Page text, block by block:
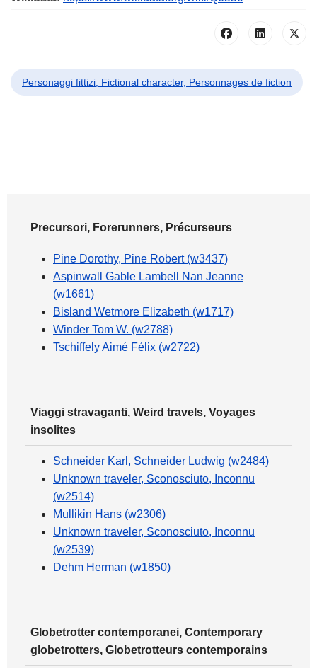
Personaggi fittizi, Fictional character, Personnages de fiction
Precursori, Forerunners, Précurseurs
Pine Dorothy, Pine Robert (w3437)
Aspinwall Gable Lambell Nan Jeanne
(w1661)
Bisland Wetmore Elizabeth (w1717)
Winder Tom W. (w2788)
Tschiffely Aimé Félix (w2722)
Viaggi stravaganti, Weird travels, Voyages
insolites
Schneider Karl, Schneider Ludwig (w2484)
Unknown traveler, Sconosciuto, Inconnu
(w2514)
Mullikin Hans (w2306)
Unknown traveler, Sconosciuto, Inconnu
(w2539)
Dehm Herman (w1850)
Globetrotter contemporanei, Contemporary
globetrotters, Globetrotteurs contemporains